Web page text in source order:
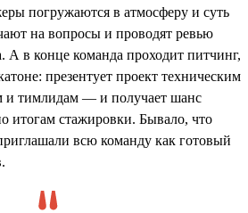
погружаются в атмосферу и суть
на вопросы и проводят ревью
А в конце команда проходит питчинг,
презентует проект техническим
и тимлидам — и получает шанс
итогам стажировки. Бывало, что
всю команду как готовый